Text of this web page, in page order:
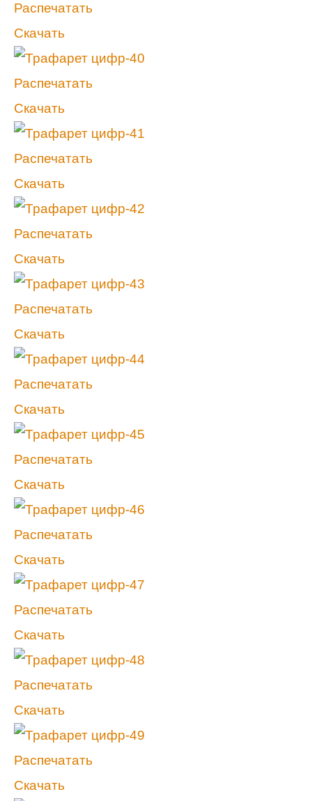
Распечатать
Скачать
Распечатать
Скачать
Распечатать
Скачать
Распечатать
Скачать
Распечатать
Скачать
Распечатать
Скачать
Распечатать
Скачать
Распечатать
Скачать
Распечатать
Скачать
Распечатать
Скачать
Распечатать
Скачать